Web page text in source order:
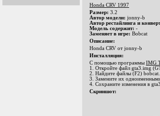
Honda CRV 1997
Размер: 3.2
Автор модели: jonny-b
Автор рестайлинга и
Модель содержит: -
Заменяет в игре: Bobcat
Описание:
Honda CRV от jonny-b
Инсталляция:
C помощью программы IMG
1. Откройте файл gta3.img
2. Найдите файлы (F2)
3. Замените их
4. Сохраните изменения в
Скриншот: